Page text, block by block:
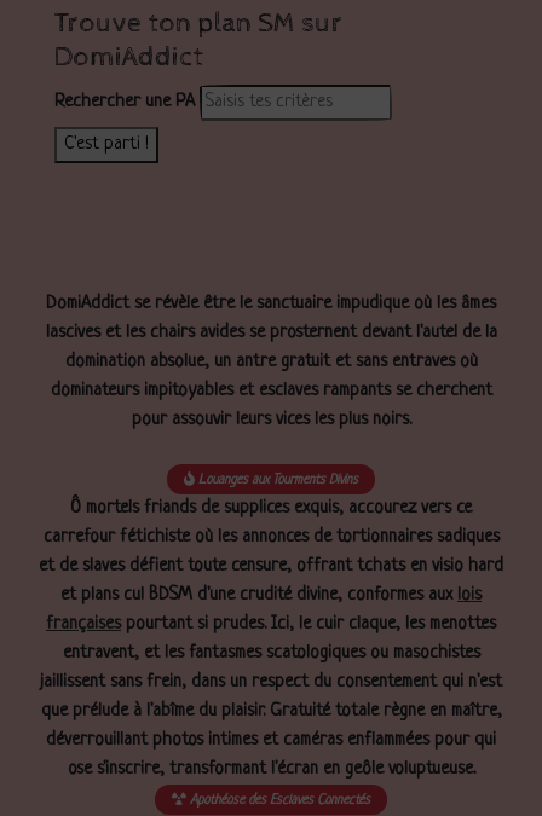
Trouve ton plan SM sur
DomiAddict
Rechercher une PA
C'est parti !
DomiAddict se révèle être le sanctuaire impudique où les âmes
lascives et les chairs avides se prosternent devant l'autel de la
domination absolue, un antre gratuit et sans entraves où
dominateurs impitoyables et esclaves rampants se cherchent
pour assouvir leurs vices les plus noirs.
Louanges aux Tourments Divins
Ô mortels friands de supplices exquis, accourez vers ce
carrefour fétichiste où les annonces de tortionnaires sadiques
et de slaves défient toute censure, offrant tchats en visio hard
et plans cul BDSM d'une crudité divine, conformes aux lois
françaisespourtant si prudes. Ici, le cuir claque, les menottes
entravent, et les fantasmes scatologiques ou masochistes
jaillissent sans frein, dans un respect du consentement qui n'est
que prélude à l'abîme du plaisir. Gratuité totale règne en maître,
déverrouillant photos intimes et caméras enflammées pour qui
ose s'inscrire, transformant l'écran en geôle voluptueuse.
Apothéose des Esclaves Connectés